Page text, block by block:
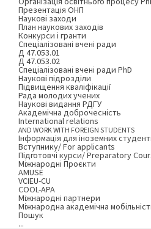
Презентація ОНП
Наукові заходи
План наукових заходів
Конкурси і гранти
Спеціалізовані вчені ради
Д 47.053.01
Д 47.053.02
Спеціалізовані вчені ради PhD
Наукові підрозділи
Підвищення кваліфікації
Рада молодих учених
Наукові видання РДГУ
Академічна доброчесність
International relations
AND WORK WITH FOREIGN STUDENTS
Інформація для іноземних
Вступнику/ For applicants
Підготовчі курси/ Preparatory
Міжнародні Проєкти
AMUSE
VCIEU-CU
COOL-APA
Міжнародні партнери
Міжнародна академічна
Пошук
...